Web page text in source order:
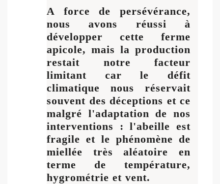
A force de persévérance,
nous avons réussi à
développer cette ferme
apicole, mais la production
restait notre facteur
limitant car le défit
climatique nous réservait
souvent des déceptions et ce
malgré l'adaptation de nos
interventions : l'abeille est
fragile et le phénomène de
miellée très aléatoire en
terme de température,
hygrométrie et vent.